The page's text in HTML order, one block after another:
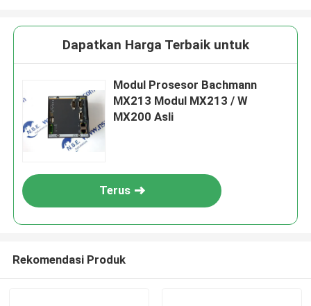
Dapatkan Harga Terbaik untuk
Modul Prosesor Bachmann
MX213 Modul MX213 / W
MX200 Asli
Terus
Rekomendasi Produk